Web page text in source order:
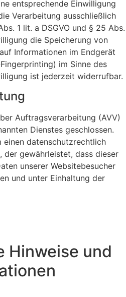
entsprechende Einwilligung
Verarbeitung ausschließlich
1 lit. a DSGVO und § 25 Abs.
die Speicherung von
Informationen im Endgerät
im Sinne des
ist jederzeit widerrufbar.
Auftragsverarbeitung (AVV)
Dienstes geschlossen.
einen datenschutzrechtlich
der gewährleistet, dass dieser
unserer Websitebesucher
und unter Einhaltung der
Hin­­weise und